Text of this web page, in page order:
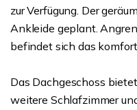
zur Verfügung. Der
Ankleide geplant.
befindet sich das
Das Dachgeschoss
weitere Schlafzimmer